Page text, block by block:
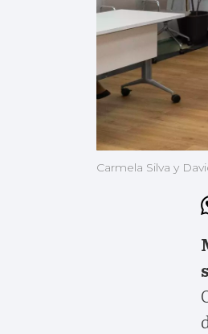
Carmela Silva y